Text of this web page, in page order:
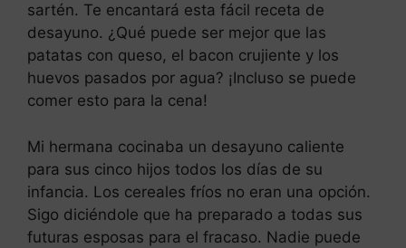
sartén. Te encantará esta fácil receta de
desayuno. ¿Qué puede ser mejor que las
patatas con queso, el bacon crujiente y los
huevos pasados por agua? ¡Incluso se puede
comer esto para la cena!
Mi hermana cocinaba un desayuno caliente
para sus cinco hijos todos los días de su
infancia. Los cereales fríos no eran una opción.
Sigo diciéndole que ha preparado a todas sus
futuras esposas para el fracaso. Nadie puede